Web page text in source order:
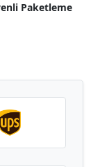
Paketleme